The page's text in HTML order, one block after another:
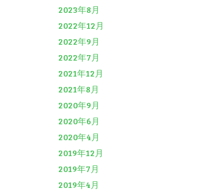
2023年8月
2022年12月
2022年9月
2022年7月
2021年12月
2021年8月
2020年9月
2020年6月
2020年4月
2019年12月
2019年7月
2019年4月